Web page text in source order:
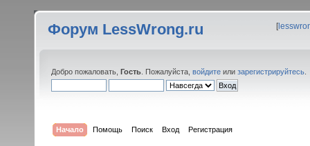
Форум LessWrong.ru [
Добро пожаловать, Гость . Пожалуйста, войдите или зарегистрируйтесь
Начало Помощь Поиск Вход Регистрация